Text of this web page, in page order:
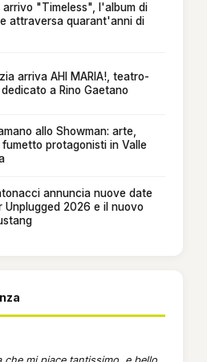
arrivo "Timeless", l'album di
attraversa quarant'anni di
arriva AHI MARIA!, teatro-
a Rino Gaetano
allo Showman: arte,
fumetto protagonisti in Valle
annuncia nuove date
Unplugged 2026 e il nuovo